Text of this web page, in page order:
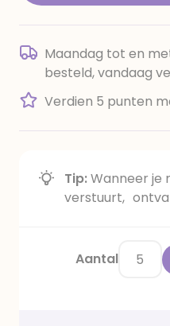
Maandag tot en
besteld, vandaag
Verdien 5 punten
Tip:Wanneer je
verstuurt,
Aantal